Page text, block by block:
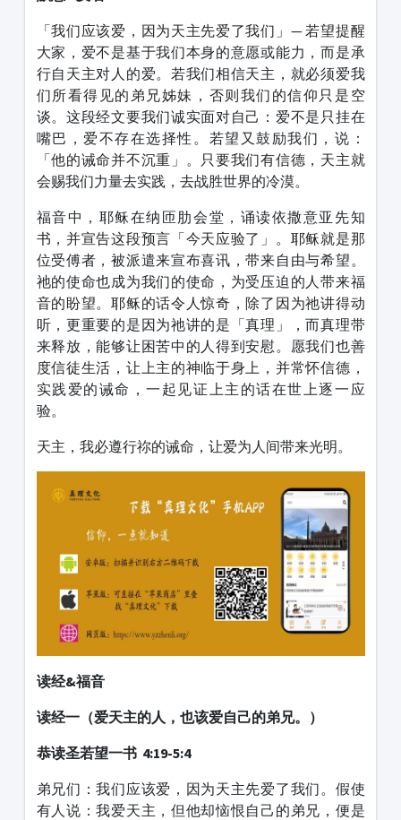
「我们应该爱，因为天主先爱了我们」— 若望提醒
大家，爱不是基于我们本身的意愿或能力，而是承
行自天主对人的爱。若我们相信天主，就必须爱我
们所看得见的弟兄姊妹，否则我们的信仰只是空
谈。这段经文要我们诚实面对自己：爱不是只挂在
嘴巴，爱不存在选择性。若望又鼓励我们，说：
「他的诫命并不沉重」。只要我们有信德，天主就
会赐我们力量去实践，去战胜世界的冷漠。
福音中，耶稣在纳匝肋会堂，诵读依撒意亚先知
书，并宣告这段预言「今天应验了」。耶稣就是那
位受傅者，被派遣来宣布喜讯，带来自由与希望。
祂的使命也成为我们的使命，为受压迫的人带来福
音的盼望。耶稣的话令人惊奇，除了因为祂讲得动
听，更重要的是因为祂讲的是「真理」，而真理带
来释放，能够让困苦中的人得到安慰。愿我们也善
度信徒生活，让上主的神临于身上，并常怀信德，
实践爱的诫命，一起见证上主的话在世上逐一应
验。
天主，我必遵行祢的诫命，让爱为人间带来光明。
读经&福音
读经一（爱天主的人，也该爱自己的弟兄。）
恭读圣若望一书 4:19-5:4
弟兄们：我们应该爱，因为天主先爱了我们。假使
有人说：我爱天主，但他却恼恨自己的弟兄，便是